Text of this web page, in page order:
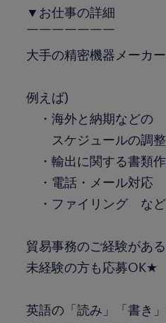
▼お仕事の詳細
￣￣￣￣￣￣￣
大手の精密機器メーカー
例えば)
・海外と納期などの
スケジュールの調整
・輸出に関する書類
・電話・メール対応
・ファイリング など
貿易事務のご経験がある
未経験の方も応募OK★
英語の「読み」「書き